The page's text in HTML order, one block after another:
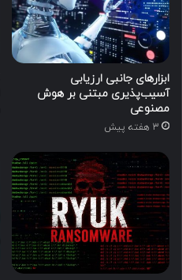
ابزارهای جانبی ارزیابی
آسیب‌پذیری مبتنی بر هوش
مصنوعی
3 هفته پیش